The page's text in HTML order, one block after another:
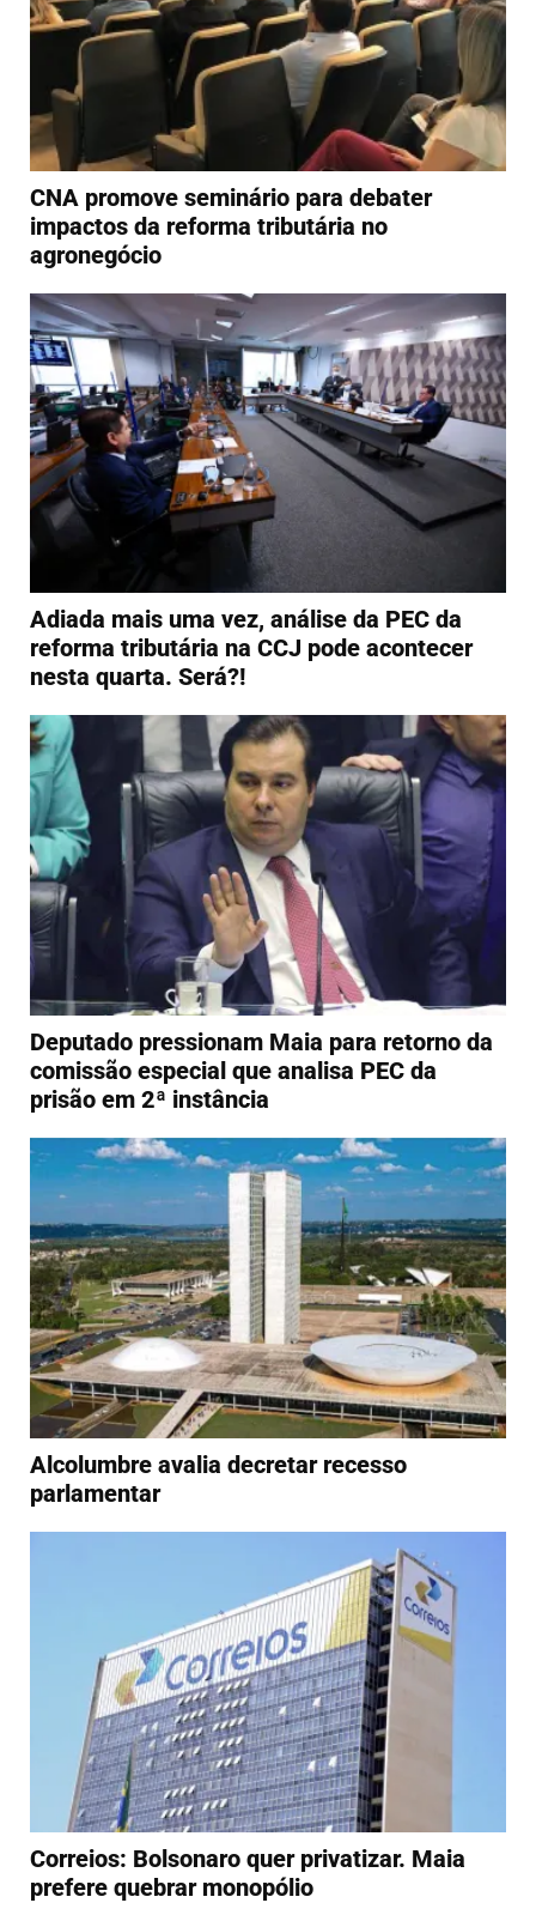
CNA promove seminário para debater
impactos da reforma tributária no
agronegócio
Adiada mais uma vez, análise da PEC da
reforma tributária na CCJ pode acontecer
nesta quarta. Será?!
Deputado pressionam Maia para retorno da
comissão especial que analisa PEC da
prisão em 2ª instância
Alcolumbre avalia decretar recesso
parlamentar
Correios: Bolsonaro quer privatizar. Maia
prefere quebrar monopólio